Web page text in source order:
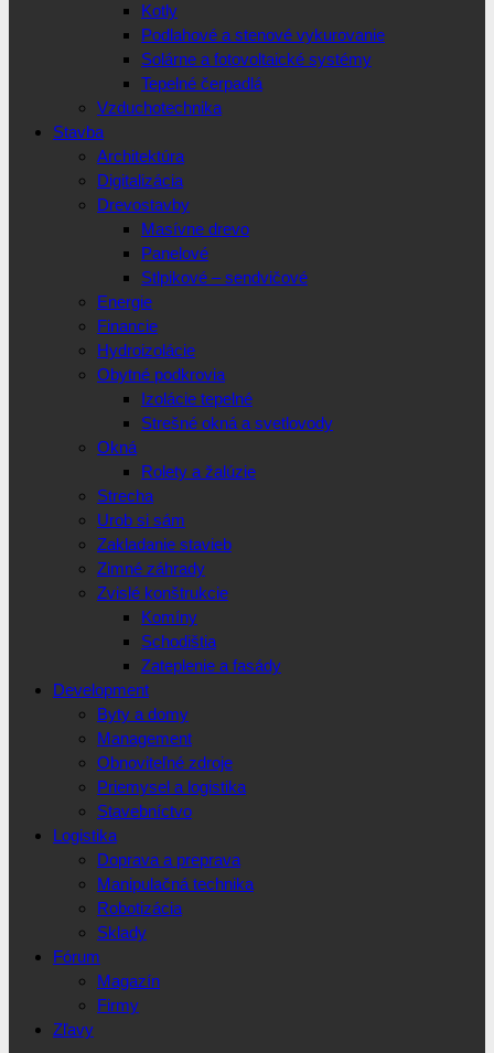
Kotly
Podlahové a stenové vykurovanie
Solárne a fotovoltaické systémy
Tepelné čerpadlá
Vzduchotechnika
Stavba
Architektúra
Digitalizácia
Drevostavby
Masívne drevo
Panelové
Stlpikové – sendvičové
Energie
Financie
Hydroizolácie
Obytné podkrovia
Izolácie tepelné
Strešné okná a svetlovody
Okná
Rolety a žalúzie
Strecha
Urob si sám
Zakladanie stavieb
Zimné záhrady
Zvislé konštrukcie
Komíny
Schodištia
Zateplenie a fasády
Development
Byty a domy
Management
Obnoviteľné zdroje
Priemysel a logistika
Stavebníctvo
Logistika
Doprava a preprava
Manipulačná technika
Robotizácia
Sklady
Fórum
Magazín
Firmy
Zľavy